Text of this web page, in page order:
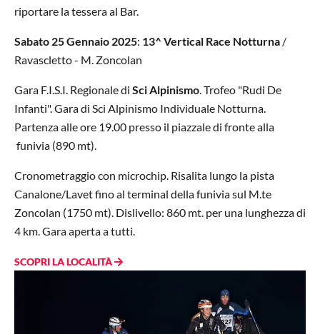
riportare la tessera al Bar.
Sabato 25 Gennaio 2025: 13^ Vertical Race Notturna /
Ravascletto - M. Zoncolan
Gara F.I.S.I. Regionale di Sci Alpinismo. Trofeo "Rudi De
Infanti". Gara di Sci Alpinismo Individuale Notturna.
Partenza alle ore 19.00 presso il piazzale di fronte alla
funivia (890 mt).
Cronometraggio con microchip. Risalita lungo la pista
Canalone/Lavet fino al terminal della funivia sul M.te
Zoncolan (1750 mt). Dislivello: 860 mt. per una lunghezza di
4 km. Gara aperta a tutti.
SCOPRI LA LOCALITÀ